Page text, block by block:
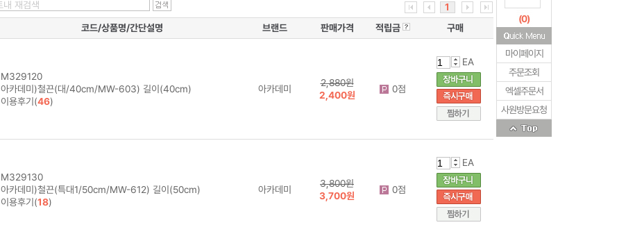
1
코드/상품명/간단설명 브랜드 판매가격 적립금 구매
M329120
아카데미)철끈(대/40cm/MW-603) 길이(40cm)
이용후기(46)
아카데미
2,880원
2,400원
0점
EA
M329130
아카데미)철끈(특대1/50cm/MW-612) 길이(50cm)
이용후기(18)
아카데미
3,800원
3,700원
0점
EA
(0)
마이페이지
주문조회
엑셀주문서
사원방문요청